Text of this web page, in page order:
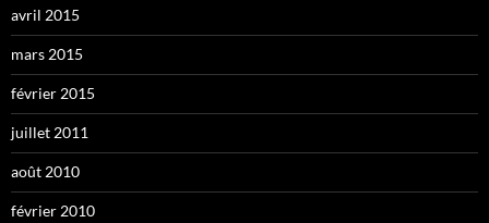
avril 2015
mars 2015
février 2015
juillet 2011
août 2010
février 2010